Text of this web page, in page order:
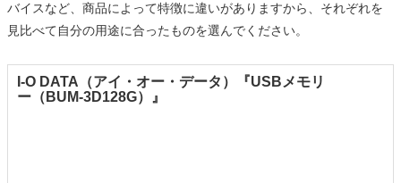
バイスなど、商品によって特徴に違いがありますから、それぞれを
見比べて自分の用途に合ったものを選んでください。
I-O DATA（アイ・オー・データ）『USBメモリ
ー（BUM-3D128G）』